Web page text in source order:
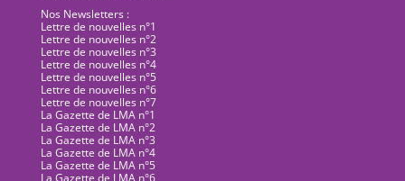
Nos Newsletters :
Lettre de nouvelles n°1
Lettre de nouvelles n°2
Lettre de nouvelles n°3
Lettre de nouvelles n°4
Lettre de nouvelles n°5
Lettre de nouvelles n°6
Lettre de nouvelles n°7
La Gazette de LMA n°1
La Gazette de LMA n°2
La Gazette de LMA n°3
La Gazette de LMA n°4
La Gazette de LMA n°5